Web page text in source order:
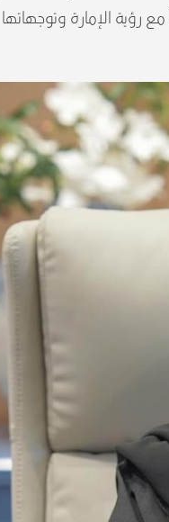
مع رؤية الإمارة وتوجهاتها